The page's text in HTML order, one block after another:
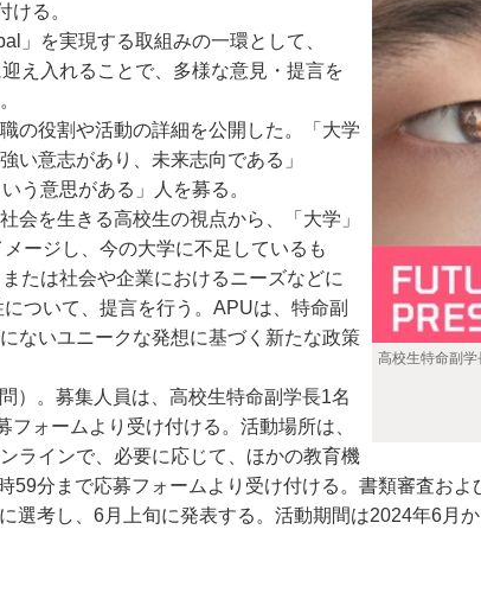
高校生特命副学
ける。
」を実現する取組みの一環として、
え入れることで、多様な意見・提言を
。
の役割や活動の詳細を公開した。「大学
い意志があり、未来志向である」
う意思がある」人を募る。
を生きる高校生の視点から、「大学」
ージし、今の大学に不足しているも
たは社会や企業におけるニーズなどに
ついて、提言を行う。APUは、特命副
ないユニークな発想に基づく新たな政策
）。募集人員は、高校生特命副学長1名
ォームより受け付ける。活動場所は、
ラインで、必要に応じて、ほかの教育機
分まで応募フォームより受け付ける。書類審査お
考し、6月上旬に発表する。活動期間は2024年6月